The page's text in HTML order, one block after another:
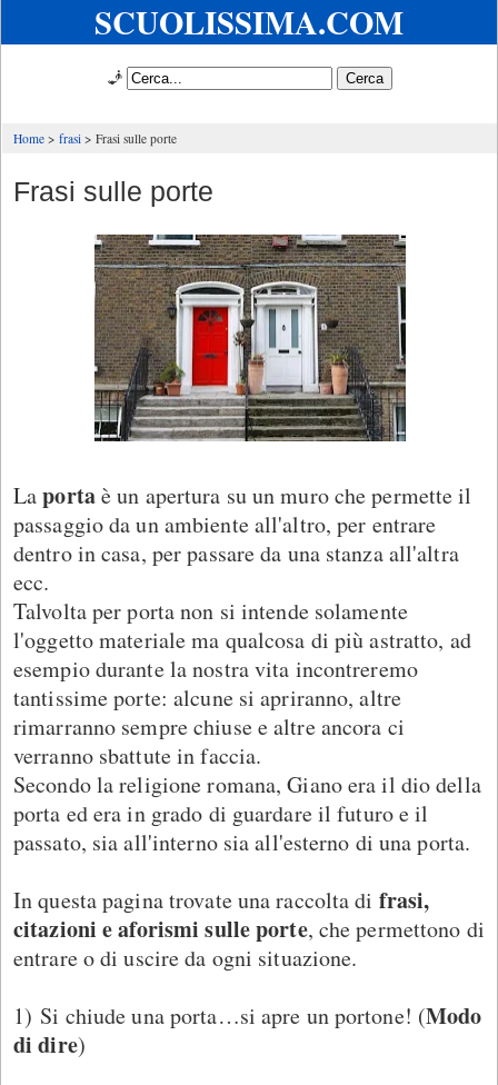
SCUOLISSIMA.COM
🧞
Home frasi Frasi sulle porte
Frasi sulle porte
Laportaè un apertura su un muro che permette il
passaggio da un ambiente all'altro, per entrare
dentro in casa, per passare da una stanza all'altra
ecc.
Talvolta per porta non si intende solamente
l'oggetto materiale ma qualcosa di più astratto, ad
esempio durante la nostra vita incontreremo
tantissime porte: alcune si apriranno, altre
rimarranno sempre chiuse e altre ancora ci
verranno sbattute in faccia.
Secondo la religione romana, Giano era il dio della
porta ed era in grado di guardare il futuro e il
passato, sia all'interno sia all'esterno di una porta.
In questa pagina trovate una raccolta di frasi,
citazioni e aforismi sulle porte, che permettono di
entrare o di uscire da ogni situazione.
1) Si chiude una porta…si apre un portone! (Modo
di dire)